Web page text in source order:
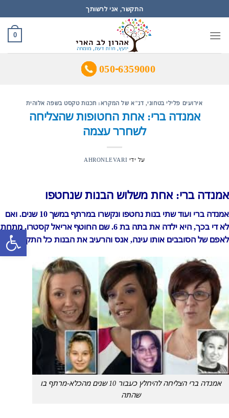
פתח
to
content
התקשר, אני לרשותך
0
050-6359000
אירועים פלילי בטחוני, דנ"א של המקרא: תכנות טקסט בשפה אלוהית
אמנדה ברי: אחת החטופות שהצליחה
לשחרר עצמה
על ידי AHRONLEVARI
אמנדה ברי: אחת משלוש הבנות שנחטפו
אמנדה ברי ועוד שתי בנות נחטפו ונקשרו במרתף במשך 10 שנים. ואם
לא די בכך, היא ילדה את בתה בת 6. שם החוטף אריאל קסטרו. מתחת
לאפם של הסובבים אותו עינה, אנס והרעיב את הבנות כל התקופה.
אמנדה ברי הצליחה להיחלץ כעבור 10 שנים מהכלא-מרתף בו
שהתה